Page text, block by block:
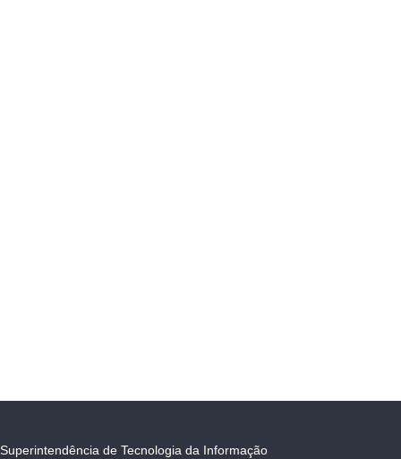
Superintendência de Tecnologia da Informação